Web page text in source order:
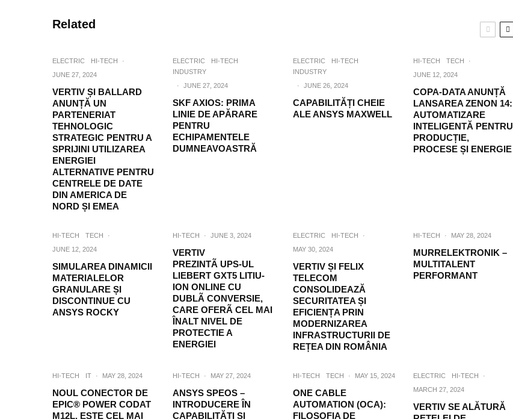
Related
ELECTRIC HI-TECH
·
JUNE 27, 2024
VERTIV ȘI BALLARD
ANUNȚĂ UN
PARTENERIAT
TEHNOLOGIC
STRATEGIC PENTRU A
SPRIJINI UTILIZAREA
ENERGIEI
ALTERNATIVE PENTRU
CENTRELE DE DATE
DIN AMERICA DE
NORD ȘI EMEA
ELECTRIC
HI-TECH
INDUSTRY
·
JUNE 27, 2024
SKF AXIOS: PRIMA
LINIE DE APĂRARE
PENTRU
ECHIPAMENTELE
DUMNEAVOASTRĂ
ELECTRIC
HI-TECH
INDUSTRY
·
JUNE 26, 2024
CAPABILITĂȚI CHEIE
ALE ANSYS MAXWELL
HI-TECH TECH
·
JUNE 12, 2024
COPA-DATA ANUNȚĂ
LANSAREA ZENON 14:
AUTOMATIZARE
INTELIGENTĂ PENTRU
PRODUCȚIE,
PROCESE ȘI ENERGIE
HI-TECH TECH
·
JUNE 12, 2024
SIMULAREA DINAMICII
MATERIALELOR
GRANULARE ȘI
DISCONTINUE CU
ANSYS ROCKY
HI-TECH · JUNE 3, 2024
VERTIV
PREZINTÃ UPS-UL
LIEBERT GXT5 LITIU-
ION ONLINE CU
DUBLÃ CONVERSIE,
CARE OFERÃ CEL MAI
ÎNALT NIVEL DE
PROTECTIE A
ENERGIEI
ELECTRIC HI-TECH
·
MAY 30, 2024
VERTIV ȘI FELIX
TELECOM
CONSOLIDEAZĂ
SECURITATEA ȘI
EFICIENȚA PRIN
MODERNIZAREA
INFRASTRUCTURII DE
REȚEA DIN ROMÂNIA
HI-TECH · MAY 28, 2024
MURRELEKTRONIK –
MULTITALENT
PERFORMANT
HI-TECH IT · MAY 28, 2024
NOUL CONECTOR DE
EPIC® POWER CODAT
M12L. ESTE CEL MAI
HI-TECH · MAY 27, 2024
ANSYS SPEOS –
INTRODUCERE ÎN
CAPABILITĂȚI ȘI
HI-TECH TECH · MAY 15, 2024
ONE CABLE
AUTOMATION (OCA):
FILOSOFIA DE
ELECTRIC HI-TECH
·
MARCH 27, 2024
VERTIV SE ALĂTURĂ